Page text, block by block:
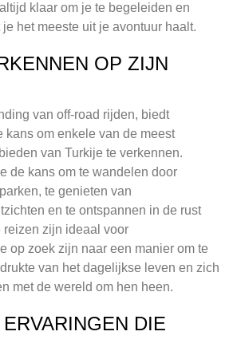
klaar om je te begeleiden en
het meeste uit je avontuur haalt.
OP ZIJN
van off-road rijden, biedt
kans om enkele van de meest
van Turkije te verkennen.
de kans om te wandelen door
te genieten van
en te ontspannen in de rust
reizen zijn ideaal voor
op zoek zijn naar een manier om te
van het dagelijkse leven en zich
met de wereld om hen heen.
DIE